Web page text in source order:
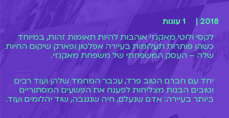
2018 |
1 עונות
לקסי ולוטי מאקנזי אוהבות להיות תאומות זהות, במיוחד
כשהן פותרות תעלומות בעיירה אפלטון ופארק שיקום החיות
שלה – העסק המשפחתי של משפחת מאקנזי.
יחד עם חברם הטוב פרד, עכבר המחמד שלהן ועוד רבים
וטובים הבנות מצליחות לפענח את הפשעים המסתוריים
ביותר בעיירה: אדם שנעלם, חיה שנגנבה, שוד יהלומים ועוד.